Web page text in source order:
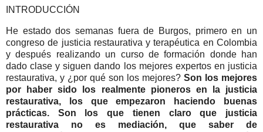
INTRODUCCIÓN
He estado dos semanas fuera de Burgos, primero en un
congreso de justicia restaurativa y terapéutica en Colombia
y después realizando un curso de formación donde han
dado clase y siguen dando los mejores expertos en justicia
restaurativa, y ¿por qué son los mejores? Son los mejores
por haber sido los realmente pioneros en la justicia
restaurativa, los que empezaron haciendo buenas
prácticas. Son los que tienen claro que justicia
restaurativa no es mediación, que saber de